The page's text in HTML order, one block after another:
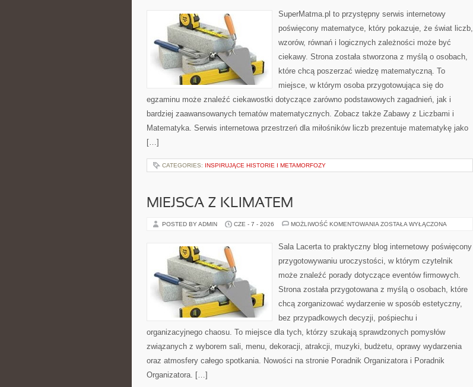
SuperMatma.pl to przystępny serwis internetowy
poświęcony matematyce, który pokazuje, że świat liczb,
wzorów, równań i logicznych zależności może być
ciekawy. Strona została stworzona z myślą o osobach,
które chcą poszerzać wiedzę matematyczną. To
miejsce, w którym osoba przygotowująca się do
egzaminu może znaleźć ciekawostki dotyczące zarówno podstawowych zagadnień, jak i
bardziej zaawansowanych tematów matematycznych. Zobacz także Zabawy z Liczbami i
Matematyka. Serwis internetowa przestrzeń dla miłośników liczb prezentuje matematykę jako
[…]
CATEGORIES: INSPIRUJĄCE HISTORIE I METAMORFOZY
MIEJSCA Z KLIMATEM
POSTED BY ADMIN CZE - 7 - 2026 MOŻLIWOŚĆ KOMENTOWANIA MIEJSCA
ZOSTAŁA WYŁĄCZONA
Sala Lacerta to praktyczny blog internetowy poświęcony
przygotowywaniu uroczystości, w którym czytelnik
może znaleźć porady dotyczące eventów firmowych.
Strona została przygotowana z myślą o osobach, które
chcą zorganizować wydarzenie w sposób estetyczny,
bez przypadkowych decyzji, pośpiechu i
organizacyjnego chaosu. To miejsce dla tych, którzy szukają sprawdzonych pomysłów
związanych z wyborem sali, menu, dekoracji, atrakcji, muzyki, budżetu, oprawy wydarzenia
oraz atmosfery całego spotkania. Nowości na stronie Poradnik Organizatora i Poradnik
Organizatora. […]